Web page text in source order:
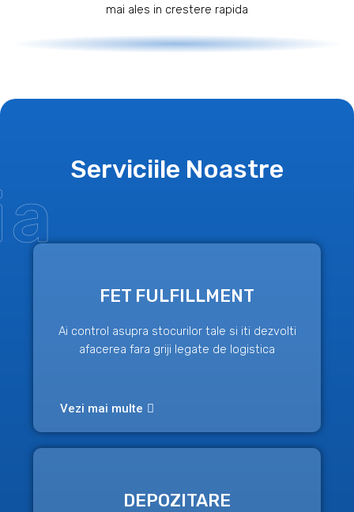
mai ales in crestere rapida
Serviciile Noastre
FET FULFILLMENT
Ai control asupra stocurilor tale si iti dezvolti
afacerea fara griji legate de logistica
Vezi mai multe
DEPOZITARE